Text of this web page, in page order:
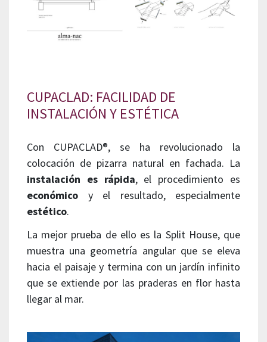
CUPACLAD: FACILIDAD DE
INSTALACIÓN Y ESTÉTICA
Con CUPACLAD®, se ha revolucionado la
colocación de pizarra natural en fachada. La
instalación es rápida, el procedimiento es
económico y el resultado, especialmente
estético.
La mejor prueba de ello es la Split House, que
muestra una geometría angular que se eleva
hacia el paisaje y termina con un jardín infinito
que se extiende por las praderas en flor hasta
llegar al mar.